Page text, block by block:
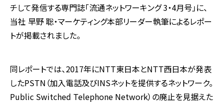
チして発信する専門誌「流通ネットワーキング 3・4月号」に、
当社 早野 聡・マーケティング本部リーダー執筆によるレポー
トが掲載されました。
同レポートでは、2017年にNTT東日本とNTT西日本が発表
したPSTN（加入電話及びINSネットを提供するネットワーク。
Public Switched Telephone Network）の廃止を見据えた